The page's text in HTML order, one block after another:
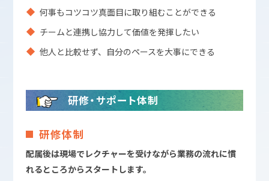
何事もコツコツ真面目に取り組むことができる
チームと連携し協力して価値を発揮したい
他人と比較せず、自分のペースを大事にできる
研修・サポート体制
研修体制
配属後は現場でレクチャーを受けながら業務の流れに慣
れるところからスタートします。